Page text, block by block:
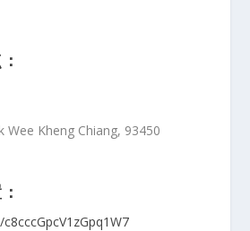
Wee Kheng Chiang, 93450